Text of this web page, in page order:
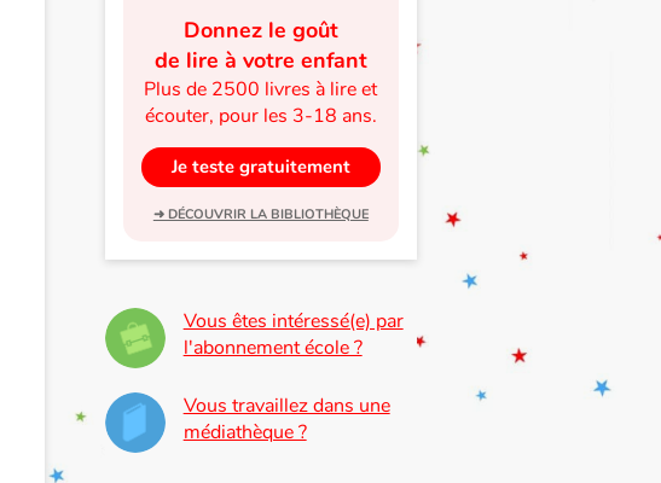
Donnez le goût
de lire à votre enfant
Plus de 2500 livres à lire et
écouter, pour les 3-18 ans.
Je teste gratuitement
➜ DÉCOUVRIR LA BIBLIOTHÈQUE
Vous êtes intéressé(e) par
l'abonnement école ?
Vous travaillez dans une
médiathèque ?